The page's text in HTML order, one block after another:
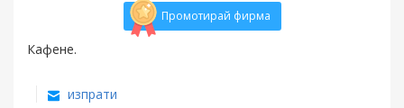
Промотирай фирма
Кафене.
изпрати